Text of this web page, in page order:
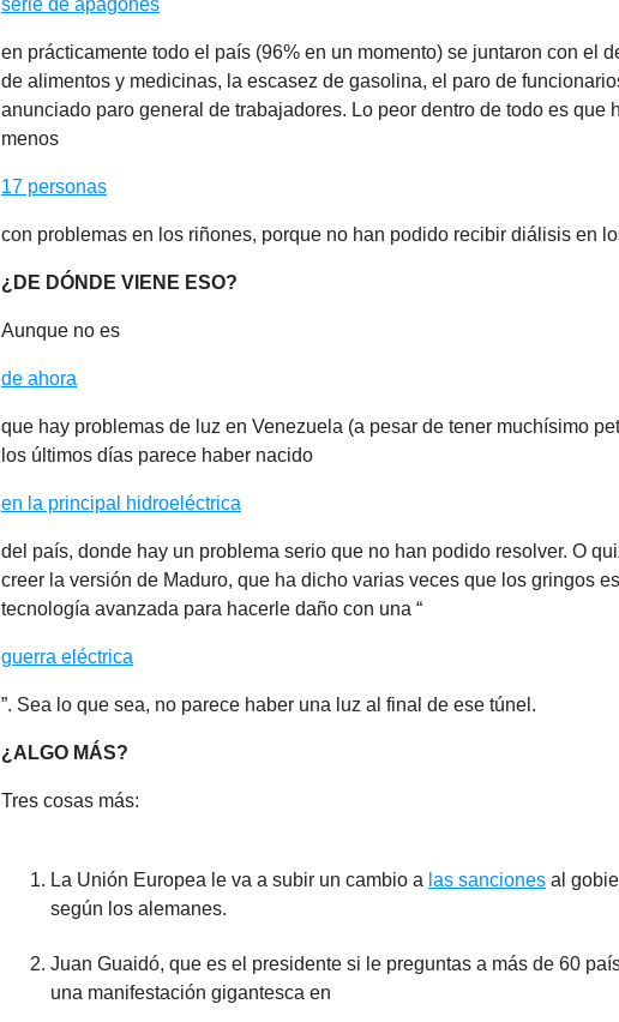
serie de apagones
en prácticamente todo el país (96% en un momento) se juntaron con el
de alimentos y medicinas, la escasez de gasolina, el paro de
anunciado paro general de trabajadores. Lo peor dentro de todo es que
menos
17 personas
con problemas en los riñones, porque no han podido recibir diálisis en
¿DE DÓNDE VIENE ESO?
Aunque no es
de ahora
que hay problemas de luz en Venezuela (a pesar de tener muchísimo
los últimos días parece haber nacido
en la principal hidroeléctrica
del país, donde hay un problema serio que no han podido resolver. O
creer la versión de Maduro, que ha dicho varias veces que los gringos
tecnología avanzada para hacerle daño con una “
guerra eléctrica
”. Sea lo que sea, no parece haber una luz al final de ese túnel.
¿ALGO MÁS?
Tres cosas más:
La Unión Europea le va a subir un cambio a las sanciones al
según los alemanes.
Juan Guaidó, que es el presidente si le preguntas a más de 60
una manifestación